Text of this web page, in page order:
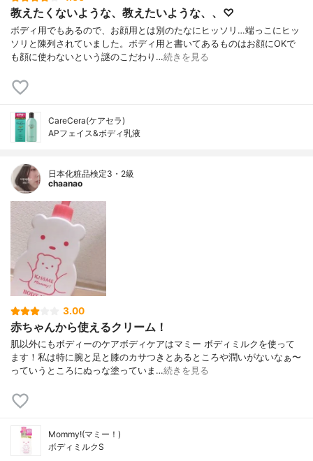
教えたくないような、教えたいような、、♡
ボディ用でもあるので、お顔用とは別のたなにヒッソリ…端っこにヒッ
ソリと陳列されていました。ボディ用と書いてあるものはお顔にOKで
も顔に使わないという謎のこだわり…続きを見る
CareCera(ケアセラ)
APフェイス&ボディ乳液
日本化粧品検定3・2級
chaanao
3.00
赤ちゃんから使えるクリーム！
肌以外にもボディーのケアボディケアはマミー ボディミルクを使って
ます！私は特に腕と足と膝のカサつきとあるところや潤いがないなぁ〜
っていうところにぬっな塗っていま…続きを見る
Mommy!(マミー！)
ボディミルクS